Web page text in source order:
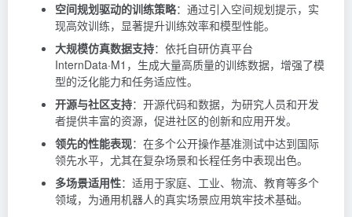
空间规划驱动的训练策略：通过引入空间规划提示，实
现高效训练，显著提升训练效率和模型性能。
大规模仿真数据支持：依托自研仿真平台
InternData·M1，生成大量高质量的训练数据，增强了模
型的泛化能力和任务适应性。
开源与社区支持：开源代码和数据，为研究人员和开发
者提供丰富的资源，促进社区的创新和应用开发。
领先的性能表现：在多个公开操作基准测试中达到国际
领先水平，尤其在复杂场景和长程任务中表现出色。
多场景适用性：适用于家庭、工业、物流、教育等多个
领域，为通用机器人的真实场景应用筑牢技术基础。